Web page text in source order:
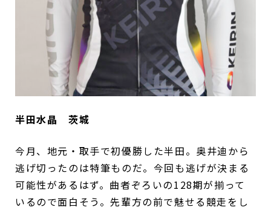
半田水晶 茨城
今月、地元・取手で初優勝した半田。奥井迪から
逃げ切ったのは特筆ものだ。今回も逃げが決まる
可能性があるはず。曲者ぞろいの128期が揃って
いるので面白そう。先輩方の前で魅せる競走をし